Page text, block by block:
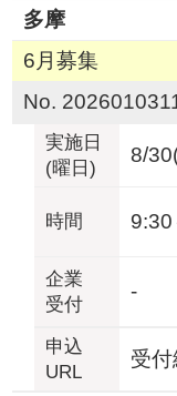
多摩
6月募集
No.
実施日
(曜日)
8/
時間
企業
受付
-
申込
URL
受付